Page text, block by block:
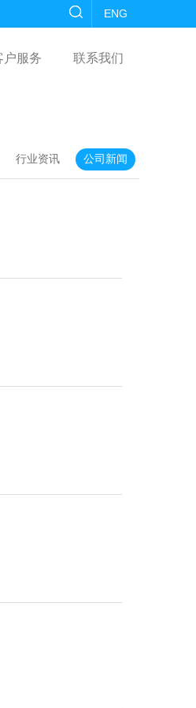
ENG
户服务 联系我们
行业资讯 公司新闻